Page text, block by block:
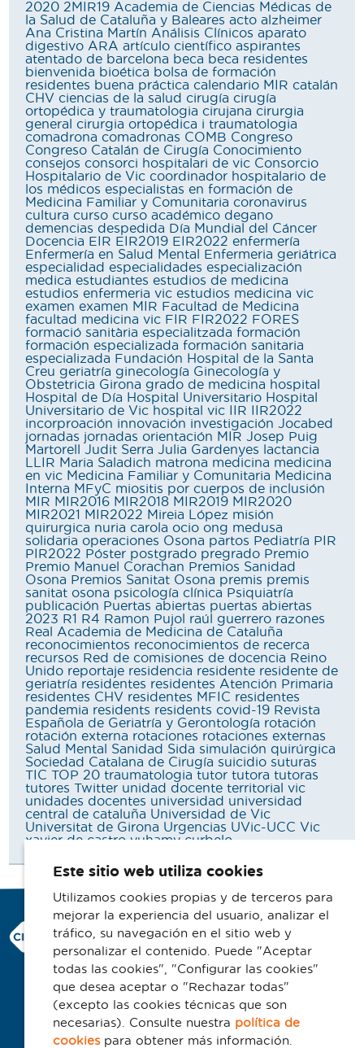
2020 2MIR19 Academia de Ciencias Médicas de
la Salud de Cataluña y Baleares acto alzheimer
Ana Cristina Martín Análisis Clínicos aparato
digestivo ARA artículo científico aspirantes
atentado de barcelona beca beca residentes
bienvenida bioética bolsa de formación
residentes buena práctica calendario MIR catalán
CHV ciencias de la salud cirugía cirugía
ortopédica y traumatologia cirujana cirurgia
general
cirurgia ortopédica i traumatologia
comadrona comadronas COMB Congreso
Congreso Catalán de Cirugía Conocimiento
consejos consorci hospitalari de vic Consorcio
Hospitalario de Vic coordinador hospitalario de
los médicos especialistas en formación de
Medicina Familiar y Comunitaria coronavirus
cultura curso curso académico degano
demencias despedida Día Mundial del Cáncer
Docencia EIR EIR2019 EIR2022 enfermería
Enfermería en Salud Mental
Enfermeria geriátrica
especialidad especialidades especialización
medica estudiantes estudios de medicina
estudios enfermeria vic estudios medicina vic
examen examen MIR Facultad de Medicina
facultad medicina vic FIR FIR2022 FORES
formació sanitària especialitzada formación
formación especializada formación sanitaria
especializada Fundación Hospital de la Santa
Creu geriatría ginecología Ginecología y
Obstetricia Girona grado de medicina hospital
Hospital de Día Hospital Universitario Hospital
Universitario de Vic hospital vic IIR
IIR2022
incorproación innovación investigación Jocabed
jornadas jornadas orientación MIR Josep Puig
Martorell
Judit Serra Julia Gardenyes
lactancia
LLIR Maria Saladich matrona medicina medicina
en vic Medicina Familiar y Comunitaria Medicina
Interna MFyC miositis por cuerpos de inclusión
MIR MIR2016 MIR2018 MIR2019 MIR2020
MIR2021
MIR2022 Mireia López misión
quirurgica nuria carola ocio ong medusa
solidaria operaciones Osona partos Pediatría PIR
PIR2022 Póster postgrado pregrado Premio
Premio Manuel Corachan Premios Sanidad
Osona Premios Sanitat Osona premis premis
sanitat osona psicología clínica Psiquiatría
publicación Puertas abiertas puertas abiertas
2023 R1 R4 Ramon Pujol raúl guerrero razones
Real Academia de Medicina de Cataluña
reconocimientos reconocimientos de recerca
recursos Red de comisiones de docencia Reino
Unido reportaje residencia residente residente de
geriatría residentes residentes Atención Primaria
residentes CHV residentes MFIC residentes
pandemia residents residents covid-19 Revista
Española de Geriatría y Gerontología rotación
rotación externa rotaciones rotaciones externas
Salud Mental
Sanidad Sida simulación quirúrgica
Sociedad Catalana de Cirugía suicidio suturas
TIC TOP 20 traumatologia tutor tutora tutoras
tutores Twitter unidad docente territorial vic
unidades docentes universidad universidad
central de cataluña Universidad de Vic
Universitat de Girona Urgencias UVic-UCC Vic
xavier de castro yuhamy curbelo
Consorci Hospitalari de Vic
Carrer Francesc Pla 'El Vigatà', 1
08500 Vic
Telefono 93 702 77 16
Contacto
Aviso legal
Este sitio web utiliza cookies
Utilizamos cookies propias y de terceros para
mejorar la experiencia del usuario, analizar el
tráfico, su navegación en el sitio web y
personalizar el contenido. Puede "Aceptar
todas las cookies", "Configurar las cookies"
que desea aceptar o "Rechazar todas"
(excepto las cookies técnicas que son
necesarias). Consulte nuestra política de
cookiespara obtener más información.